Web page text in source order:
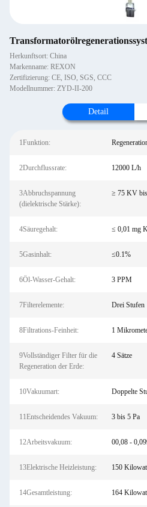
Herkunftsort: China
Markenname: REXON
Zertifizierung: CE, ISO, SGS, CCC
Modellnummer: ZYD-II-200
Detail
1Funktion:
2Durchflussrate: 12000 L/h
3Abbruchspannung
(dielektrische Stärke):
≥ 75 KV
4Säuregehalt: ≤ 0,01 mg
5Gasinhalt: ≤0.1%
6Öl-Wasser-Gehalt: 3 PPM
7Filterelemente: Drei Stufen
8Filtrations-Feinheit: 1
9Vollständiger Filter für die
Regeneration der Erde:
4 Sätze
10Vakuumart: Doppelte
11Entscheidendes Vakuum: 3 bis 5 Pa
12Arbeitsvakuum: 00,08 -
13Elektrische Heizleistung: 150
14Gesamtleistung: 164